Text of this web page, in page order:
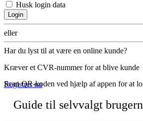
Husk login data
Login
eller
Har du lyst til at være en online kunde?
Kræver et CVR-nummer for at blive kunde
Registrer nu
Guide til selvvalgt
Scan QR-koden ved hjælp af appen for at